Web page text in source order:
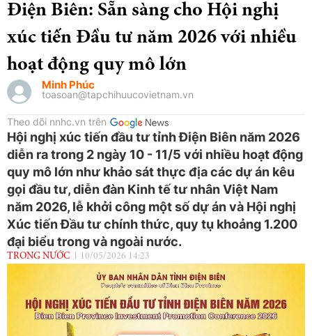
Điện Biên: Sẵn sàng cho Hội nghị
xúc tiến Đầu tư năm 2026 với nhiều
hoạt động quy mô lớn
Minh Phúc
toasoan@tapchihuucovietnam.vn
Theo dõi nnhc.vn trên
Hội nghị xúc tiến đầu tư tỉnh Điện Biên năm 2026
diễn ra trong 2 ngày 10 - 11/5 với nhiều hoạt động
quy mô lớn như khảo sát thực địa các dự án kêu
gọi đầu tư, diễn đàn Kinh tế tư nhân Việt Nam
năm 2026, lễ khởi công một số dự án và Hội nghị
Xúc tiến Đầu tư chính thức, quy tụ khoảng 1.200
đại biểu trong và ngoài nước.
TRONG NƯỚC 10/05/2026 14:23